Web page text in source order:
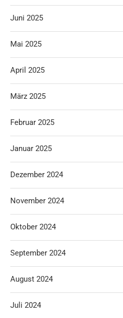
Juni 2025
Mai 2025
April 2025
März 2025
Februar 2025
Januar 2025
Dezember 2024
November 2024
Oktober 2024
September 2024
August 2024
Juli 2024